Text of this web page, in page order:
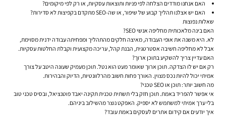
האם אנחנו מודדים הצלחה לפי פניות ותוצאות עסקיות, או רק לפי מיקומים?
האם יש אצלנו תהליך קבוע של שיפור, או שה-SEO מתקדם בקפיצות לא סדירות?
שאלות נפוצות
האם בינה מלאכותית מחליפה אנשי SEO?
לא. היא משנה את אופי העבודה, מאיצה חלקים מהתהליך ומפחיתה עבודה ידנית מסוימת,
אבל לא מחליפה חשיבה אסטרטגית, הבנת קהל, עריכה מקצועית וקבלת החלטות עסקיות.
האם עדיין צריך להשקיע בתוכן ארוך?
רק אם יש לו הצדקה. תוכן ארוך שאומר מעט הוא נטל. תוכן מעמיק שעונה היטב על צורך
אמיתי יכול להיות נכס מצוין. האורך פחות חשוב מהרלוונטיות, הדיוק והבהירות.
מה חשוב יותר: תוכן או SEO טכני?
אי אפשר להפריד באמת. תוכן חזק בלי תשתית טכנית תקינה יאבד פוטנציאל, ובסיס טכני טוב
בלי ערך אמיתי למשתמש לא יספיק. האפקט נוצר מהשילוב ביניהם.
איך יודעים אם קידום אתרים לעסקים באמת עובד?